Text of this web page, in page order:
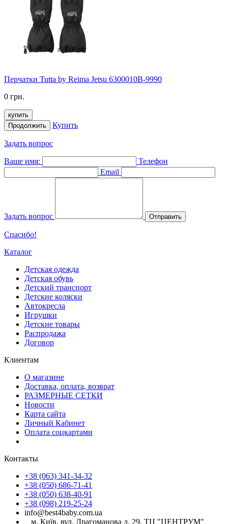
Перчатки Tutta by Reima Jetsu 6300010B-9990
0 грн.
купить
Продолжить
Купить
Задать вопрос
Ваше имя:
Телефон
Email
Задать вопрос Отправить
Спасибо!
Каталог
Детская одежда
Детская обувь
Детский транспорт
Детские коляски
Автокресла
Игрушки
Детские товары
Распродажа
Договор
Клиентам
О магазине
Доставка, оплата, возврат
РАЗМЕРНЫЕ СЕТКИ
Новости
Карта сайта
Личный Кабинет
Оплата соцкартами
Контакты
+38 (063) 341-34-32
+38 (050) 686-71-41
+38 (050) 638-40-91
+38 (098) 219-25-24
info@best4baby.com.ua
м. Київ, вул. Драгоманова д. 29, ТЦ "ЦЕНТРУМ"